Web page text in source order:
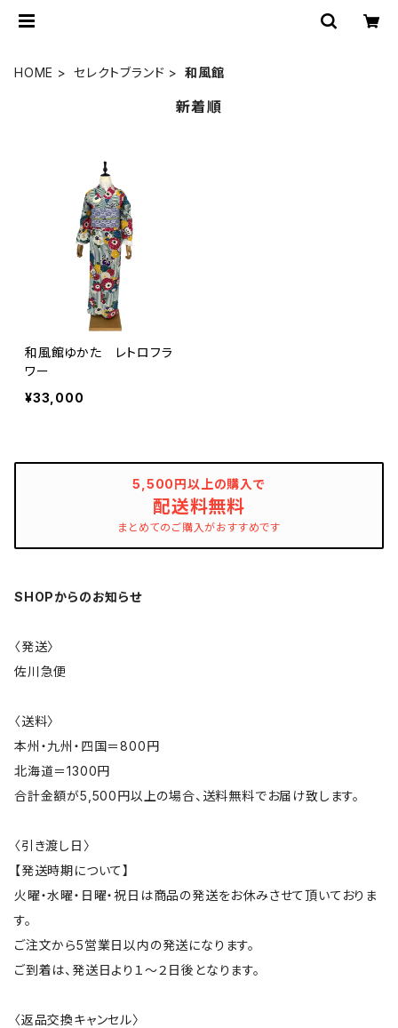
HOME セレクトブランド 和風館
新着順
和風館ゆかた レトロフラ
ワー
¥33,000
5,500円以上の購入で
配送料無料
まとめてのご購入がおすすめです
SHOPからのお知らせ
〈発送〉
佐川急便
〈送料〉
本州・九州・四国＝800円
北海道＝1300円
合計金額が5,500円以上の場合、送料無料でお届け致します。
〈引き渡し日〉
【発送時期について】
火曜・水曜・日曜・祝日は商品の発送をお休みさせて頂いておりま
す。
ご注文から5営業日以内の発送になります。
ご到着は、発送日より１～２日後となります。
〈返品交換キャンセル〉